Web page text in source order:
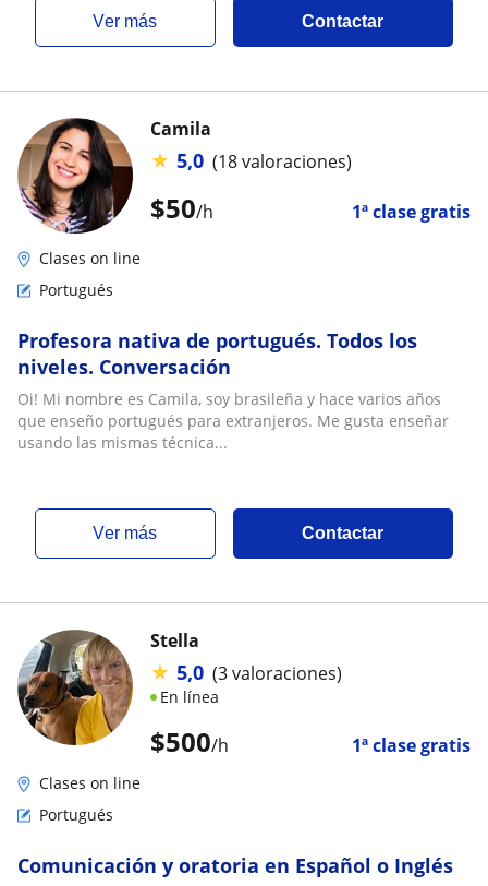
ver más Contactar
$50/h 1ª clase gratis
Camila
★ 5,0 (18 valoraciones)
Clases on line
Portugués
Profesora nativa de portugués. Todos los
niveles. Conversación
Oi! Mi nombre es Camila, soy brasileña y hace varios años
que enseño portugués para extranjeros. Me gusta enseñar
usando las mismas técnica...
ver más Contactar
$500/h 1ª clase gratis
Stella
★ 5,0 (3 valoraciones)
En línea
Clases on line
Portugués
Comunicación y oratoria en Español o Inglés